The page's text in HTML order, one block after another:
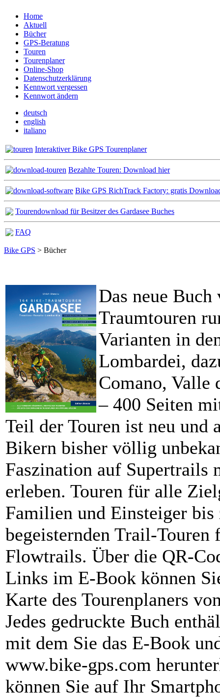
Home
Aktuell
Bücher
GPS-Beratung
Touren
Tourenplaner
Online-Shop
Datenschutzerklärung
Kennwort vergessen
Kennwort ändern
deutsch
english
italiano
Interaktiver Bike GPS Tourenplaner
Bezahlte Touren: Download hier
Bike GPS RichTrack Factory: gratis
Tourendownload für Besitzer des Gardasee Buches
FAQ
Bike GPS > Bücher
Das neue
Traumtouren
Varianten in
Lombardei,
Comano, Valle
– 400 Seiten
Teil der Touren ist neu und
Bikern bisher völlig
Faszination auf Supertrails
erleben. Touren für alle
Familien und Einsteiger
begeisternden Trail-Touren
Flowtrails. Über die QR-
Links im E-Book können
Karte des Tourenplaners
Jedes gedruckte Buch
mit dem Sie das E-Book
www.bike‑gps.com
können Sie auf Ihr